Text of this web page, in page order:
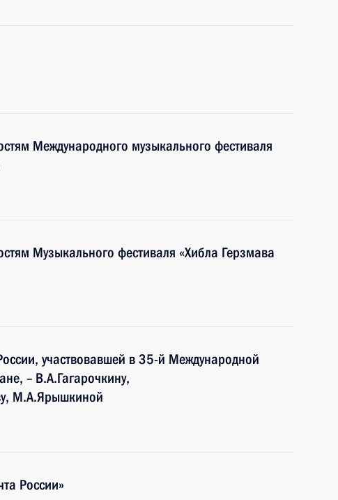
Международного музыкального фестиваля
Музыкального фестиваля «Хибла Герзмава
участвовавшей в 35-й Международной
– В.А.Гагарочкину,
М.А.Ярышкиной
России»